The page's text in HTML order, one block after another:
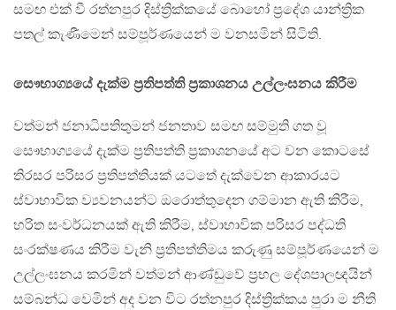
සමඟ එක් වී රත්නපුර දිස්ත්‍රික්කයේ බොහෝ ප්‍රදේශ යාන්ත්‍රික
පතල් කැණීමෙන් සම්පූර්ණයෙන් ම වනසමින් සිටිති.
සෞභාග්‍යයේ දැක්ම ප්‍රතිපත්ති ප්‍රකාශනය උල්ලංඝනය කිරීම
වත්මන් ජනාධිපතිතුමන් ජනතාව සමඟ සම්මුති ගත වූ
සෞභාග්‍යයේ දැක්ම ප්‍රතිපත්ති ප්‍රකාශනයේ අට වන කොටසේ
තිරසර පරිසර ප්‍රතිපත්තියක් යටතේ දැක්වෙන ආකාරයට
ස්වාභාවික ව්‍යවනයන්ට ඔරොත්තුදෙන ගම්මාන ඇති කිරීම,
හරිත සංවර්ධනයක් ඇති කිරීම, ස්වාභාවික පරිසර පද්ධති
සංරක්ෂණය කිරීම වැනි ප්‍රතිපත්තිමය කරුණු සම්පූර්ණයෙන් ම
උල්ලංඝනය කරමින් වත්මන් ආණ්ඩුවේ ප්‍රභල දේශපාලඥයින්
සම්බන්ධ වෙමින් අද වන විට රත්නපුර දිස්ත්‍රික්කය පුරා ම නීති